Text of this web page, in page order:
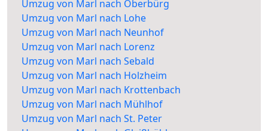
Umzug von Marl nach Oberbürg
Umzug von Marl nach Lohe
Umzug von Marl nach Neunhof
Umzug von Marl nach Lorenz
Umzug von Marl nach Sebald
Umzug von Marl nach Holzheim
Umzug von Marl nach Krottenbach
Umzug von Marl nach Mühlhof
Umzug von Marl nach St. Peter